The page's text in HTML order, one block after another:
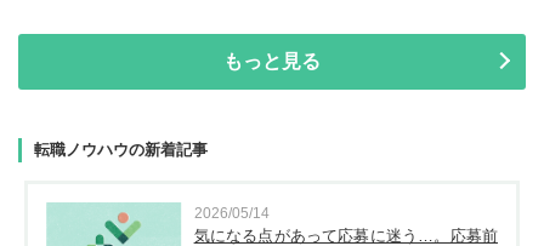
もっと見る
転職ノウハウの新着記事
2026/05/14
気になる点があって応募に迷う…。応募前